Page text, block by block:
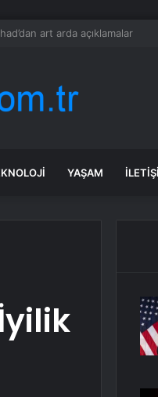
ekiplerin müdahalesi sürüyor
YAŞAM